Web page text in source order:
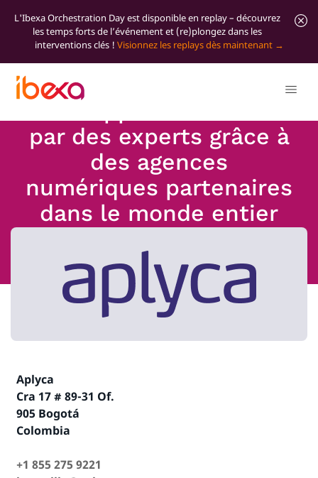
L'Ibexa Orchestration Day est disponible en replay – découvrez
les temps forts de l’événement et (re)plongez dans les
interventions clés ! Visionnez les replays dès maintenant
par des experts grâce à
des agences
numériques partenaires
dans le monde entier
Aplyca
Cra 17 # 89-31 Of.
905 Bogotá
Colombia
+1 855 275 9221